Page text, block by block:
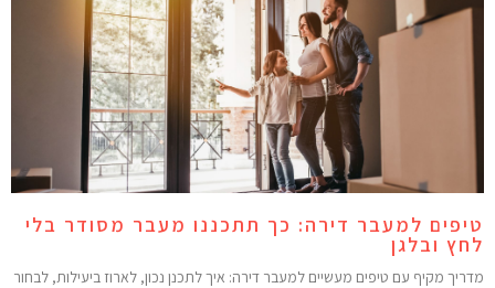
למעבר דירה: כך תתכננו מעבר מסודר בלי
ובלגן
מקיף עם טיפים מעשיים למעבר דירה: איך לתכנן נכון, לארוז ביעילות, לבחור